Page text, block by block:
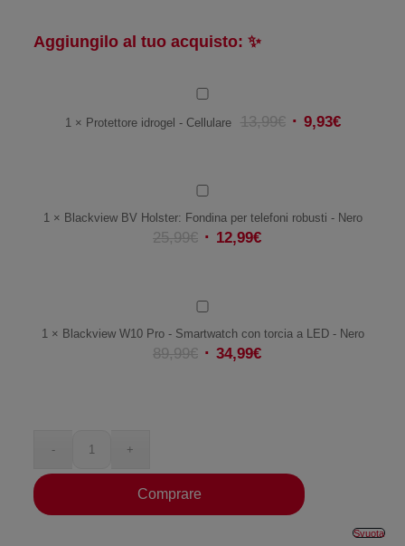
Svuota
NEW
VERSION
Aggiungilo al tuo acquisto: ✨
Protettore
-
1 × Protettore idrogel - Cellulare 13,99€ 9,93€
Blackview
Fondina
Nero
1 × Blackview BV Holster: Fondina per telefoni robusti - Nero
25,99€ 12,99€
Blackview
-
-
Nero
1 × Blackview W10 Pro - Smartwatch con torcia a LED - Nero
89,99€ 34,99€
Comprare